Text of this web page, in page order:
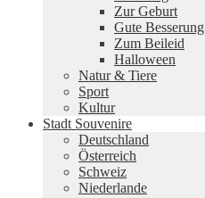
Zur Geburt
Gute Besserung
Zum Beileid
Halloween
Natur & Tiere
Sport
Kultur
Stadt Souvenire
Deutschland
Österreich
Schweiz
Niederlande